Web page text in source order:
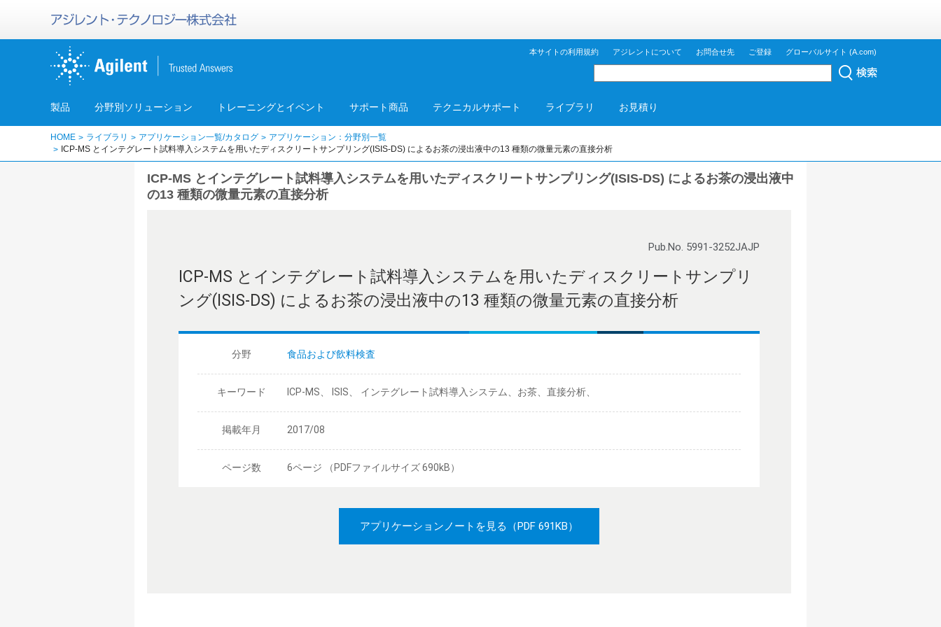
本サイトの利用規約 アジレントについて お問合せ先 ご登録 グローバルサイト (A.com)
製品 分野別ソリューション トレーニングとイベント サポート商品 テクニカルサポート ライブラリ お見積り
HOME ライブラリ アプリケーション一覧/カタログ
アプリケーション：分野別一覧
ICP-MS とインテグレート試料導入システムを用いたディスクリートサンプリング(ISIS-DS) によるお茶の浸出液中の13 種類の微量元素の直接分析
ICP-MS とインテグレート試料導入システムを用いたディスクリートサンプリング(ISIS-DS) によるお茶の浸出液中
の13 種類の微量元素の直接分析
Pub.No. 5991-3252JAJP
ICP-MS とインテグレート試料導入システムを用いたディスクリートサンプリ
ング(ISIS-DS) によるお茶の浸出液中の13 種類の微量元素の直接分析
分野 食品および飲料検査
キーワード ICP-MS、 ISIS、 インテグレート試料導入システム、お茶、直接分析、
掲載年月 2017/08
ページ数 6ページ （PDFファイルサイズ 690kB）
アプリケーションノートを見る （PDF 691KB）